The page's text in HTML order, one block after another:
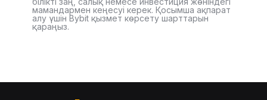
мамандармен кеңесуі керек. Қосымша ақпарат
алу үшін Bybit қызмет көрсету шарттарын
қараңыз.